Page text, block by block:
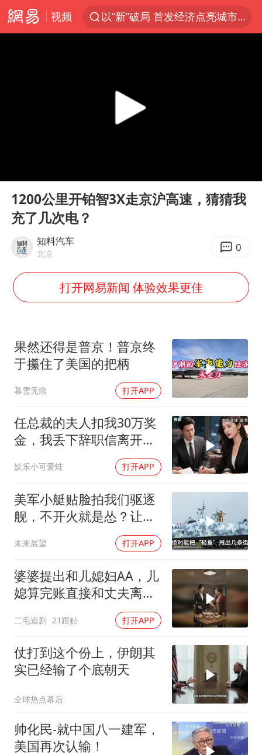
视频
以“新”破局 首发经济点亮城市消费活力
看守所辅警收受10万获刑1年
宇树科技发行价格150.80元/股
CIA被曝已秘密设立古巴工作组
24小时不关空调 电费会更低吗
中国养老床位“三连降”
哪吒汽车南宁工厂设备降价20%拍卖
奋进开新局 实干挑大梁
Play
1200公里开铂智3X走京沪高速，猜猜我
充了几次电？
知料汽车
北京 0
打开网易新闻 体验效果更佳
果然还得是普京！普京终
于攥住了美国的把柄
暮雪无痕 打开APP
任总裁的夫人扣我30万奖
金，我丢下辞职信离开，
当晚她慌忙问：甲方只和
你签约
娱乐小可爱蛙 打开APP
美军小艇贴脸拍我们驱逐
舰，不开火就是怂？让印
未来展望 打开APP
婆婆提出和儿媳妇AA，儿
媳算完账直接和丈夫离
二毛追剧 21跟贴 打开APP
仗打到这个份上，伊朗其
实已经输了个底朝天
全球热点幕后
帅化民-就中国八一建军，
美国再次认输！